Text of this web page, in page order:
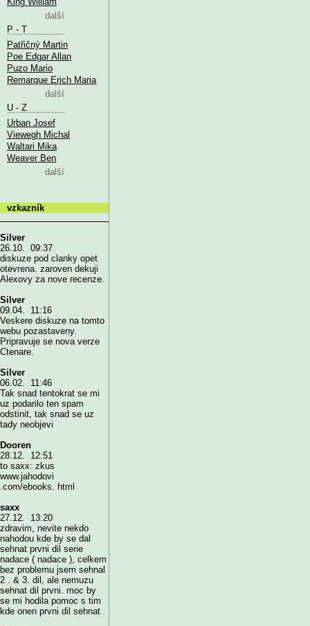
další
P - T
Patřičný Martin
Poe Edgar Allan
Puzo Mario
Remarque Erich Maria
další
U - Z
Urban Josef
Viewegh Michal
Waltari Mika
Weaver Ben
další
vzkazník
Silver
26.10. 09:37
diskuze pod clanky opet
otevrena. zaroven dekuji
Alexovy za nove recenze.
Silver
09.04. 11:16
Veskere diskuze na tomto
webu pozastaveny.
Pripravuje se nova verze
Ctenare.
Silver
06.02. 11:46
Tak snad tentokrat se mi
uz podarilo ten spam
odstinit, tak snad se uz
tady neobjevi
Dooren
28.12. 12:51
to saxx: zkus
www.jahodovi
.com/ebooks. html
saxx
27.12. 13:20
zdravim, nevite nekdo
nahodou kde by se dal
sehnat prvni dil serie
nadace ( nadace ), celkem
bez problemu jsem sehnal
2 . & 3. dil, ale nemuzu
sehnat dil prvni. moc by
se mi hodila pomoc s tim
kde onen prvni dil sehnat